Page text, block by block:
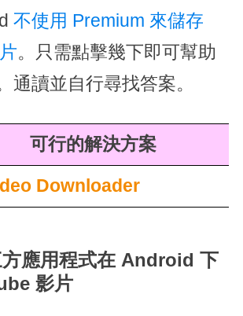
不使用 Premium 來儲存
。只需點擊幾下即可幫助
通讀並自行尋找答案。
可行的解決方案
Downloader
應用程式在 Android 下
影片